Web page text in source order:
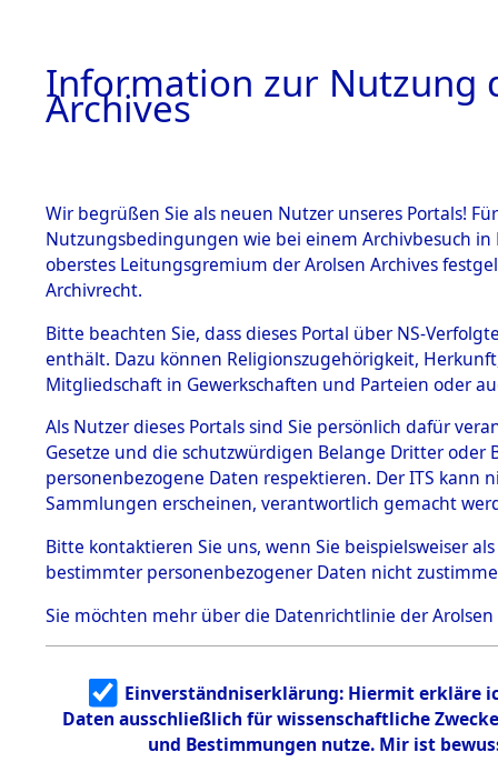
BESTÄNDE
1.
mente
5. Verschiedenes
5.3
Todesmärsche
5.3.1 Alliierte
Erhebungen
zu
Todesmärsch
en
5.3.2
Identifizierun
g
5.3.3
Todesmärsch
auf dem
zur
Roding)
Leben
0003
Information zur Nutzung
Archives
Wir begrüßen Sie als neuen Nutzer unseres Portals!
Nutzungsbedingungen wie bei einem Archivbesuch
oberstes Leitungsgremium der Arolsen Archives
Archivrecht.
Bitte beachten Sie, dass dieses Portal über NS-
enthält. Dazu können Religionszugehörigkeit,
Mitgliedschaft in Gewerkschaften und Parteien oder
Als Nutzer dieses Portals sind Sie persönlich dafür
Gesetze und die schutzwürdigen Belange Dritter
personenbezogene Daten respektieren. Der ITS
Sammlungen erscheinen, verantwortlich gemacht
Bitte kontaktieren Sie uns, wenn Sie beispielsweiser
bestimmter personenbezogener Daten nicht
Sie möchten mehr über die Datenrichtlinie der Arolsen
Einverständniserklärung: Hiermit erkläre
Daten ausschließlich für wissenschaftliche
und Bestimmungen nutze. Mir ist